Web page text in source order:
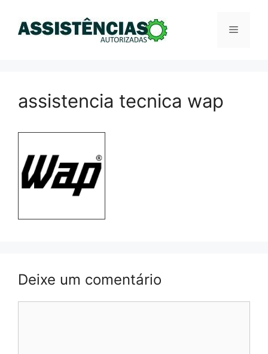
Menu
assistencia tecnica wap
Deixe um comentário